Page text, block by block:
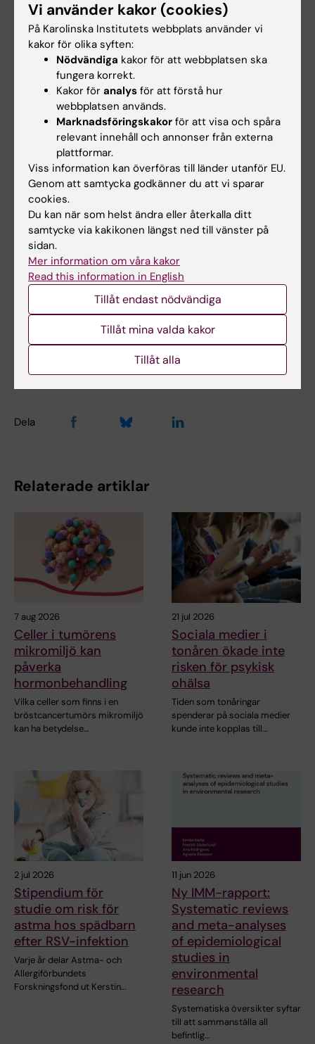
Gkekos L, Lundberg FE, Humphreys K,
Fredriksson I, Johansson ALV
ESMO Open 2024 Apr;9(4):102972
Risk of obstetric and perinatal complications
in women presenting with breast cancer
during pregnancy and the first year
postpartum in Sweden 1973-2017: A
population-based matched study.
Lundberg FE, Gkekos L, Rodriguez-Wallberg
KA, Fredriksson I, Johansson ALV
Acta Obstet Gynecol Scand 2024
Apr;103(4):684-694
Tags
Bröstcancer Epidemiologi
Anne Hammarskjöld 2024-08-22
Anna Johansson
Dela
Relaterade artiklar
7 aug 2026
Celler i tumörens
mikromiljö kan
påverka
hormonbehandling
Vilka celler som finns i en
bröstcancertumörs mikromiljö
kan ha betydelse…
21 jul 2026
Sociala medier i
tonåren ökade inte
risken för psykisk
ohälsa
Tiden som tonåringar
spenderar på sociala medier
kunde inte kopplas till…
2 jul 2026
Stipendium för
studie om risk för
astma hos spädbarn
efter RSV-infektion
Varje år delar Astma- och
Allergiförbundets
Forskningsfond ut Kerstin…
11 jun 2026
Ny IMM-rapport:
Systematic reviews
and meta-analyses
of epidemiological
studies in
environmental
research
Systematiska översikter syftar
till att sammanställa all
befintlig…
Vi använder kakor (cookies)
På Karolinska Institutets webbplats använder vi
kakor för olika syften:
Nödvändiga kakor för att webbplatsen ska
fungera korrekt.
Kakor för analys för att förstå hur
webbplatsen används.
Marknadsföringskakor för att visa och spåra
relevant innehåll och annonser från externa
plattformar.
Viss information kan överföras till länder utanför EU.
Genom att samtycka godkänner du att vi sparar
cookies.
Du kan när som helst ändra eller återkalla ditt
samtycke via kakikonen längst ned till vänster på
sidan.
Mer information om våra kakor
Read this information in English
Tillåt endast nödvändiga
Tillåt mina valda kakor
Tillåt alla